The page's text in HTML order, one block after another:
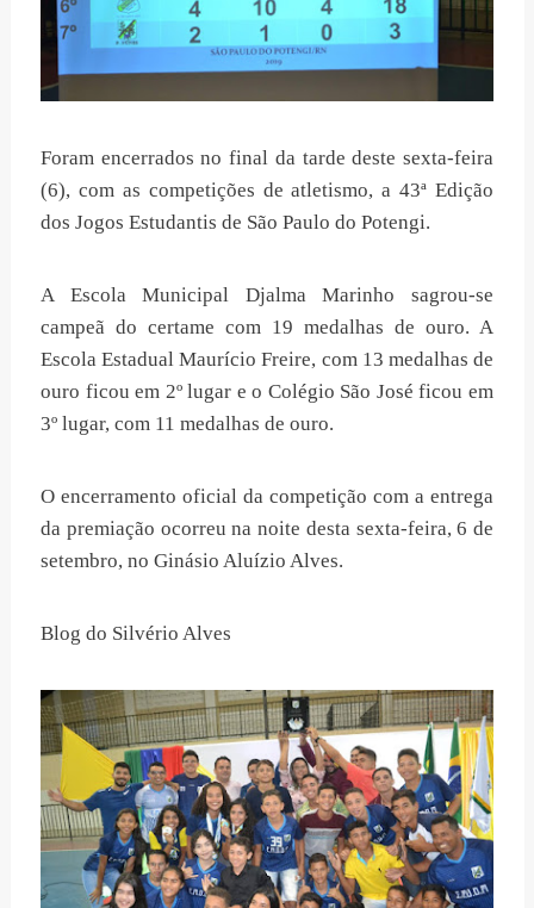
Foram encerrados no final da tarde deste sexta-feira
(6), com as competições de atletismo, a 43ª Edição
dos Jogos Estudantis de São Paulo do Potengi.
A Escola Municipal Djalma Marinho sagrou-se
campeã do certame com 19 medalhas de ouro. A
Escola Estadual Maurício Freire, com 13 medalhas de
ouro ficou em 2º lugar e o Colégio São José ficou em
3º lugar, com 11 medalhas de ouro.
O encerramento oficial da competição com a entrega
da premiação ocorreu na noite desta sexta-feira, 6 de
setembro, no Ginásio Aluízio Alves.
Blog do Silvério Alves